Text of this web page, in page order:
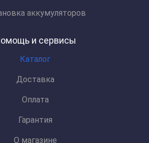
аккумуляторов
и сервисы
Каталог
Доставка
Оплата
Гарантия
О магазине